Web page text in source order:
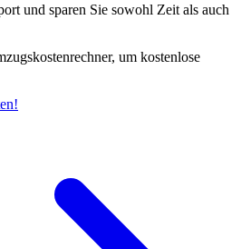
und sparen Sie sowohl Zeit als auch
um kostenlose